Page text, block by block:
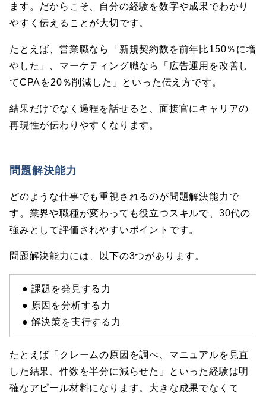
ます。だからこそ、自分の経験を数字や成果でわかり
やすく伝えることが大切です。
たとえば、営業職なら「新規契約数を前年比150％に増
やした」、マーケティング職なら「広告運用を改善し
てCPAを20％削減した」といった伝え方です。
結果だけでなく過程を話せると、面接官にキャリアの
再現性が伝わりやすくなります。
問題解決能力
どのような仕事でも重視されるのが問題解決能力で
す。業界や職種が変わっても役立つスキルで、30代の
強みとして評価されやすいポイントです。
問題解決能力には、以下の3つがあります。
● 課題を発見する力
● 原因を分析する力
● 解決策を実行する力
たとえば「クレームの原因を調べ、マニュアルを見直
した結果、件数を半分に減らせた」といった経験は明
確なアピール材料になります。大きな成果でなくて